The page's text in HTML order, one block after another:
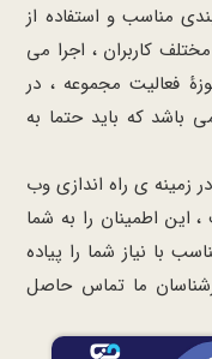
مناسب و استفاده از
کاربران ، اجرا می
فعالیت مجموعه ، در
باشد که باید حتما به
زمینه ی راه اندازی وب
این اطمینان را به شما
با نیاز شما را پیاده
ما تماس حاصل